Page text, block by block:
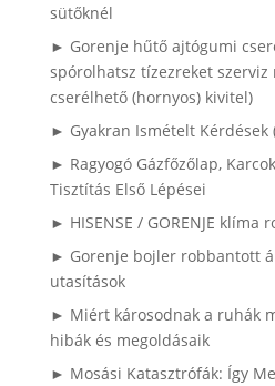
sütőknél
► Gorenje hűtő ajtógumi
spórolhatsz tízezreket szerviz
cserélhető (hornyos) kivitel)
► Gyakran Ismételt Kérdések
► Ragyogó Gázfőzőlap,
Tisztítás Első Lépései
► HISENSE / GORENJE klíma
► Gorenje bojler robbantott
utasítások
► Miért károsodnak a ruhák
hibák és megoldásaik
► Mosási Katasztrófák: Így